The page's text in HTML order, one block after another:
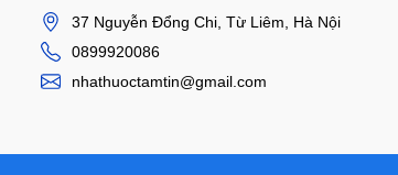
37 Nguyễn Đổng Chi, Từ Liêm, Hà Nội
0899920086
nhathuoctamtin@gmail.com